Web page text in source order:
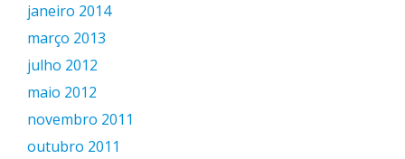
janeiro 2014
março 2013
julho 2012
maio 2012
novembro 2011
outubro 2011